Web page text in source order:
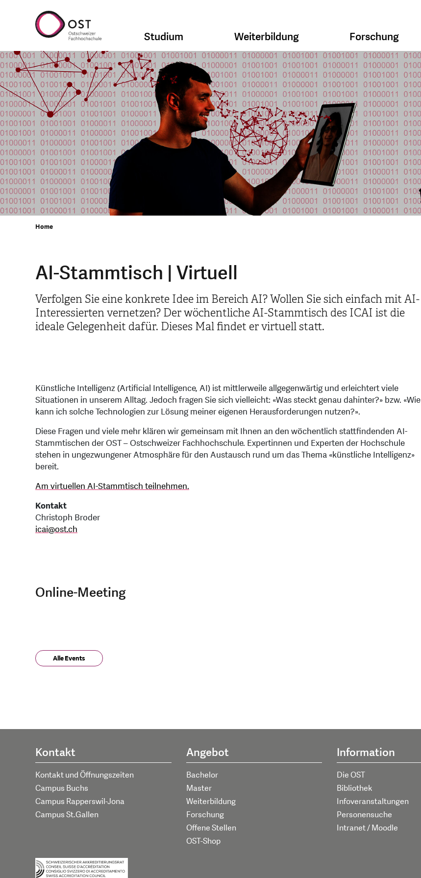
Studium Weiterbildung Forschung
Home
AI-Stammtisch | Virtuell
Verfolgen Sie eine konkrete Idee im Bereich AI? Wollen Sie sich einfach mit AI-
Interessierten vernetzen? Der wöchentliche AI-Stammtisch des ICAI ist die
ideale Gelegenheit dafür. Dieses Mal findet er virtuell statt.
Künstliche Intelligenz (Artificial Intelligence, AI) ist mittlerweile allgegenwärtig und erleichtert viele
Situationen in unserem Alltag. Jedoch fragen Sie sich vielleicht: «Was steckt genau dahinter?» bzw. «Wie
kann ich solche Technologien zur Lösung meiner eigenen Herausforderungen nutzen?».
Diese Fragen und viele mehr klären wir gemeinsam mit Ihnen an den wöchentlich stattfindenden AI-
Stammtischen der OST – Ostschweizer Fachhochschule. Expertinnen und Experten der Hochschule
stehen in ungezwungener Atmosphäre für den Austausch rund um das Thema «künstliche Intelligenz»
bereit.
Am virtuellen AI-Stammtisch teilnehmen.
Kontakt
Christoph Broder
icai@ost.ch
Online-Meeting
Alle Events
Kontakt
Kontakt und Öffnungszeiten
Campus Buchs
Campus Rapperswil-Jona
Campus St.Gallen
Angebot
Bachelor
Master
Weiterbildung
Forschung
Offene Stellen
OST-Shop
Information
Die OST
Bibliothek
Infoveranstaltungen
Personensuche
Intranet / Moodle